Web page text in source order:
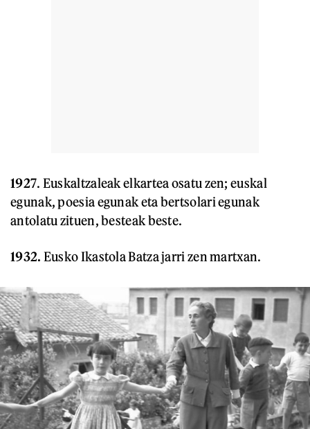
1927. Euskaltzaleak elkartea osatu zen; euskal
egunak, poesia egunak eta bertsolari egunak
antolatu zituen, besteak beste.
1932. Eusko Ikastola Batza jarri zen martxan.